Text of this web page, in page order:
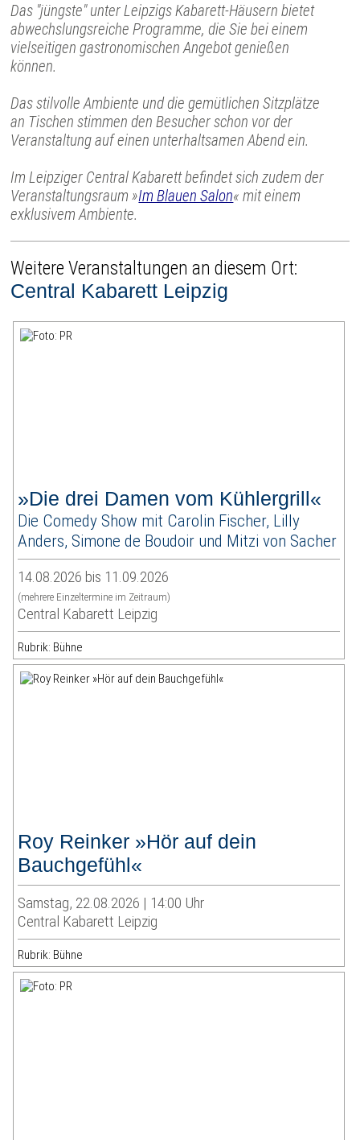
Das "jüngste" unter Leipzigs Kabarett-Häusern bietet
abwechslungsreiche Programme, die Sie bei einem
vielseitigen gastronomischen Angebot genießen
können.
Das stilvolle Ambiente und die gemütlichen Sitzplätze
an Tischen stimmen den Besucher schon vor der
Veranstaltung auf einen unterhaltsamen Abend ein.
Im Leipziger Central Kabarett befindet sich zudem der
Veranstaltungsraum »Im Blauen Salon« mit einem
exklusivem Ambiente.
Weitere Veranstaltungen an diesem Ort:
Central Kabarett Leipzig
»Die drei Damen vom Kühlergrill«
Die Comedy Show mit Carolin Fischer, Lilly
Anders, Simone de Boudoir und Mitzi von Sacher
14.08.2026 bis 11.09.2026
(mehrere Einzeltermine im Zeitraum)
Central Kabarett Leipzig
Rubrik: Bühne
Roy Reinker »Hör auf dein
Bauchgefühl«
Samstag, 22.08.2026 | 14:00 Uhr
Central Kabarett Leipzig
Rubrik: Bühne